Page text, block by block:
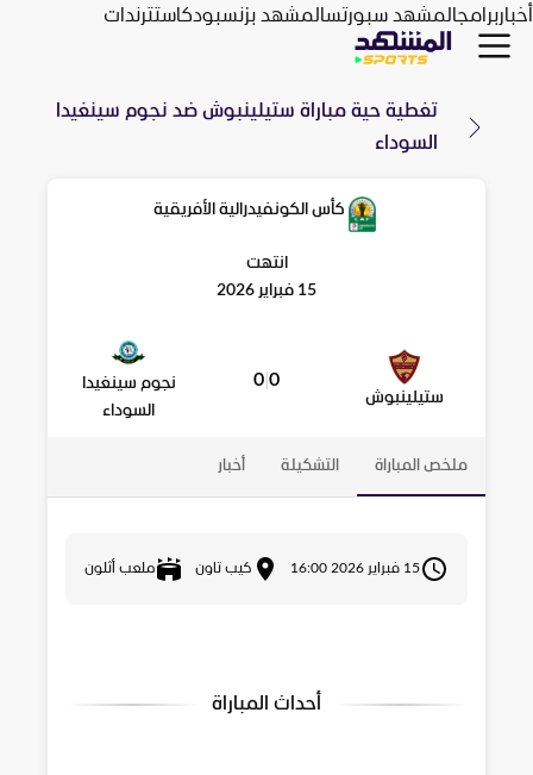
أخباربرامجالمشهد سبورتسالمشهد بزنسبودكاستترندات
تغطية حية مباراة ستيلينبوش ضد نجوم سينغيدا
السوداء
كأس الكونفيدرالية الأفريقية
انتهت
15 فبراير 2026
ستيلينبوش
0
0
نجوم سينغيدا
السوداء
ملخص المباراة التشكيلة أخبار
15 فبراير 2026 16:00 كيب تاون ملعب أثلون
أحداث المباراة